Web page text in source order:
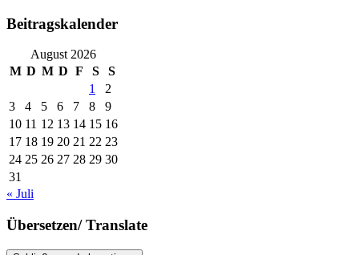
Beitragskalender
August 2026
M D M D F S
S
1
2
3
4 5 6 7 8
9
10 11 12 13 14 15 16
17 18 19 20 21 22 23
24 25 26 27 28 29 30
31
« Juli
Übersetzen/ Translate